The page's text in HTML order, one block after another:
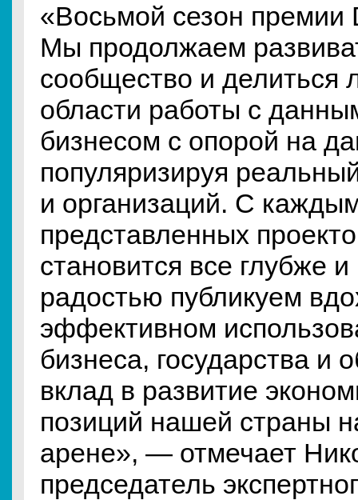
«Восьмой сезон премии
Мы продолжаем
сообщество и делиться
области работы с
бизнесом с опорой на
популяризируя
и организаций. С
представленных
становится все глубже
радостью публикуем
эффективном
бизнеса, государства и
вклад в развитие
позиций нашей страны
арене», — отмечает
председатель